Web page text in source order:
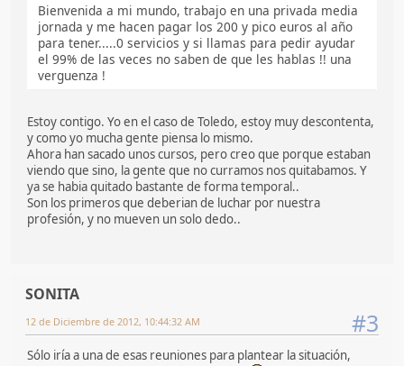
Bienvenida a mi mundo, trabajo en una privada media
jornada y me hacen pagar los 200 y pico euros al año
para tener.....0 servicios y si llamas para pedir ayudar
el 99% de las veces no saben de que les hablas !! una
verguenza !
Estoy contigo. Yo en el caso de Toledo, estoy muy descontenta,
y como yo mucha gente piensa lo mismo.
Ahora han sacado unos cursos, pero creo que porque estaban
viendo que sino, la gente que no curramos nos quitabamos. Y
ya se habia quitado bastante de forma temporal..
Son los primeros que deberian de luchar por nuestra
profesión, y no mueven un solo dedo..
SONITA
#3
12 de Diciembre de 2012, 10:44:32 AM
Sólo iría a una de esas reuniones para plantear la situación,